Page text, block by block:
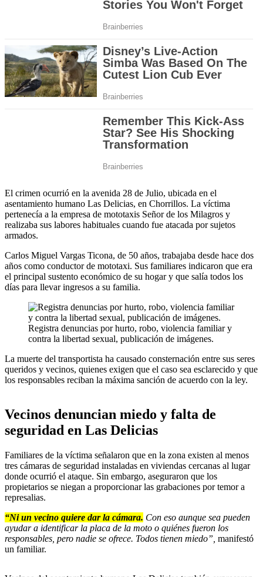
El crimen ocurrió en la avenida 28 de Julio, ubicada en el
asentamiento humano Las Delicias, en Chorrillos. La víctima
pertenecía a la empresa de mototaxis Señor de los Milagros y
realizaba sus labores habituales cuando fue atacada por sujetos
armados.
Carlos Miguel Vargas Ticona, de 50 años, trabajaba desde hace dos
años como conductor de mototaxi. Sus familiares indicaron que era
el principal sustento económico de su hogar y que salía todos los
días para llevar ingresos a su familia.
Registra denuncias por hurto, robo, violencia familiar y
contra la libertad sexual, publicación de imágenes.
La muerte del transportista ha causado consternación entre sus seres
queridos y vecinos, quienes exigen que el caso sea esclarecido y que
los responsables reciban la máxima sanción de acuerdo con la ley.
Vecinos denuncian miedo y falta de
seguridad en Las Delicias
Familiares de la víctima señalaron que en la zona existen al menos
tres cámaras de seguridad instaladas en viviendas cercanas al lugar
donde ocurrió el ataque. Sin embargo, aseguraron que los
propietarios se niegan a proporcionar las grabaciones por temor a
represalias.
“Ni un vecino quiere dar la cámara. Con eso aunque sea pueden
ayudar a identificar la placa de la moto o quiénes fueron los
responsables, pero nadie se ofrece. Todos tienen miedo”, manifestó
un familiar.